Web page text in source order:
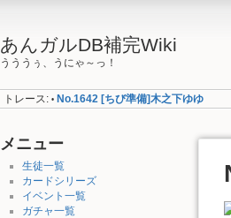
あんガルDB補完Wiki
うううぅ、うにゃ～っ！
トレース: • No.1642 [ちび準備]木之下ゆゆ
メニュー
生徒一覧
カードシリーズ
イベント一覧
ガチャ一覧